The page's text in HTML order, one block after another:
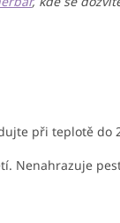
při teplotě do
Nenahrazuje